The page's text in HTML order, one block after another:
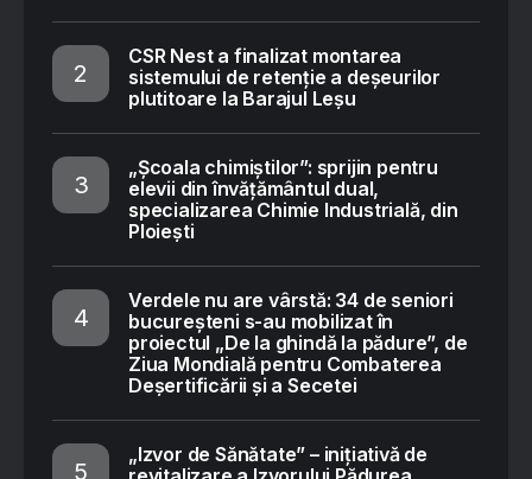
CSR Nest a finalizat montarea
sistemului de retenție a deșeurilor
plutitoare la Barajul Leșu
„Școala chimiștilor”: sprijin pentru
elevii din învățământul dual,
specializarea Chimie Industrială, din
Ploiești
Verdele nu are vârstă: 34 de seniori
bucureșteni s-au mobilizat în
proiectul „De la ghindă la pădure”, de
Ziua Mondială pentru Combaterea
Deșertificării și a Secetei
„Izvor de Sănătate” – inițiativă de